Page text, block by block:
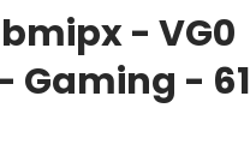
- VG0
Gaming - 61